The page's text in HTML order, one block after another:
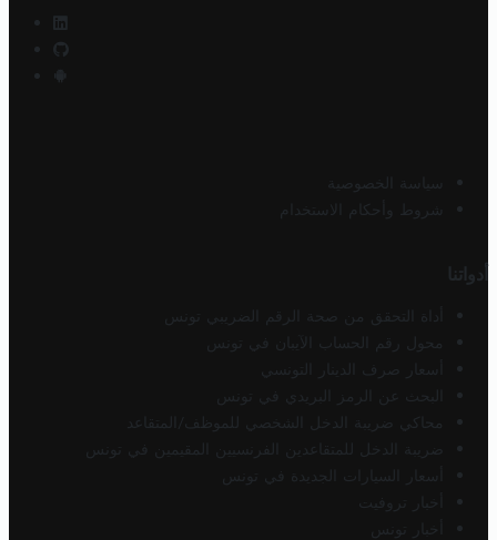
سياسة الخصوصية
شروط وأحكام الاستخدام
أدواتنا
أداة التحقق من صحة الرقم الضريبي تونس
محول رقم الحساب الآيبان في تونس
أسعار صرف الدينار التونسي
البحث عن الرمز البريدي في تونس
محاكي ضريبة الدخل الشخصي للموظف/المتقاعد
ضريبة الدخل للمتقاعدين الفرنسيين المقيمين في تونس
أسعار السيارات الجديدة في تونس
أخبار تروفيت
أخبار تونس